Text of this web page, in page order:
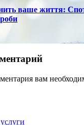
ваше життя:
вам